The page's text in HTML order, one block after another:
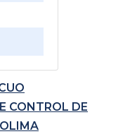
CONTROL DE